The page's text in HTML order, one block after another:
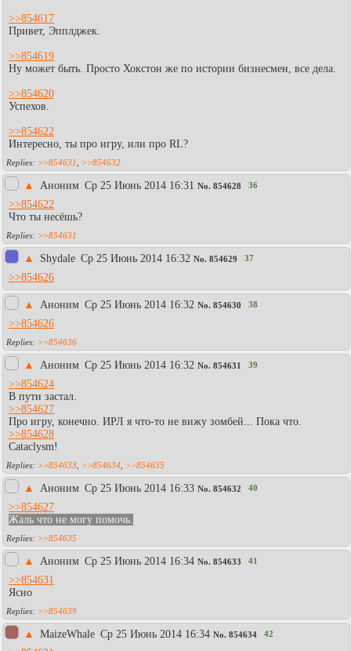
>>854617
Привет, Эпплджек.
>>854619
Ну может быть. Просто Хокстон же по истории бизнесмен, все дела.
>>854620
Успехов.
>>854622
Интересно, ты про игру, или про RL?
>>854631 >>854632
▲ Аноним Ср 25 Июнь 2014 16:31 No. 854628 36
>>854622
Что ты несёшь?
>>854631
▲ Shydale Ср 25 Июнь 2014 16:32 No. 854629 37
>>854626
▲ Аноним Ср 25 Июнь 2014 16:32 No. 854630 38
>>854626
>>854636
▲ Аноним Ср 25 Июнь 2014 16:32 No. 854631 39
>>854624
В пути застал.
>>854627
Про игру, конечно. ИРЛ я что-то не вижу зомбей... Пока что.
>>854628
Cataclysm!
>>854633 >>854634 >>854635
▲ Аноним Ср 25 Июнь 2014 16:33 No. 854632 40
>>854627
Жаль что не могу помочь.
>>854635
▲ Аноним Ср 25 Июнь 2014 16:34 No. 854633 41
>>854631
Ясно
>>854639
▲ MaizeWhale Ср 25 Июнь 2014 16:34 No. 854634 42